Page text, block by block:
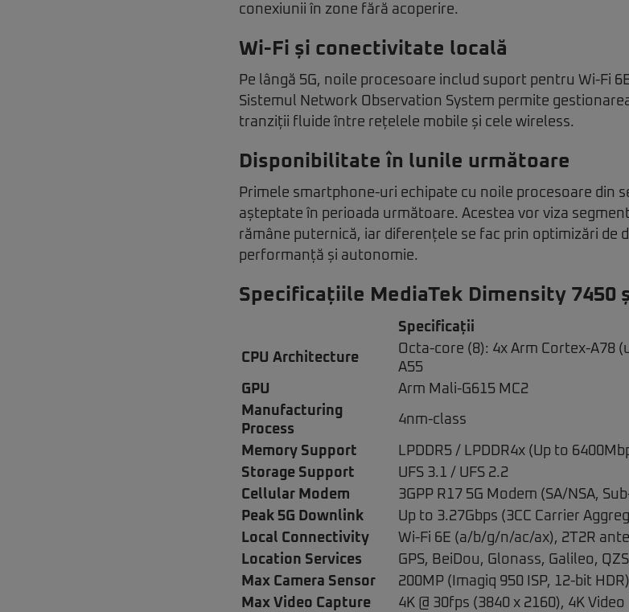
conexiunii în zone fără acoperire.
Wi-Fi și conectivitate locală
Pe lângă 5G, noile procesoare includ suport pentru Wi-Fi
Sistemul Network Observation System permite
tranziții fluide între rețelele mobile și cele wireless.
Disponibilitate în lunile următoare
Primele smartphone-uri echipate cu noile procesoare din
așteptate în perioada următoare. Acestea vor viza
rămâne puternică, iar diferențele se fac prin optimizări de
performanță și autonomie.
Specificațiile MediaTek Dimensity 7450
Specificații
CPU Architecture
Octa-core (8): 4x Arm Cortex-A78
A55
GPU
Arm Mali-G615 MC2
Manufacturing
Process
4nm-class
Memory Support
LPDDR5 / LPDDR4x (Up to
Storage Support
UFS 3.1 / UFS 2.2
Cellular Modem
3GPP R17 5G Modem (SA/NSA,
Peak 5G Downlink
Up to 3.27Gbps (3CC Carrier
Local Connectivity
Wi-Fi 6E (a/b/g/n/ac/ax), 2T2R
Location Services
GPS, BeiDou, Glonass, Galileo,
Max Camera Sensor
200MP (Imagiq 950 ISP, 12-bit HDR)
Max Video Capture
4K @ 30fps (3840 x 2160), 4K Video